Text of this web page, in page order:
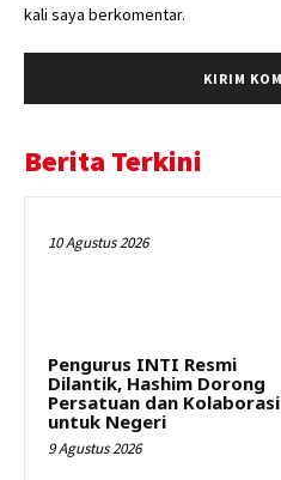
kali saya berkomentar.
Berita Terkini
10 Agustus 2026
Pengurus INTI Resmi
Dilantik, Hashim Dorong
Persatuan dan Kolaborasi
untuk Negeri
9 Agustus 2026